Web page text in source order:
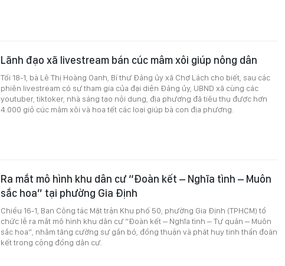
Lãnh đạo xã livestream bán cúc mâm xôi giúp nông dân
Tối 18-1, bà Lê Thị Hoàng Oanh, Bí thư Đảng ủy xã Chợ Lách cho biết, sau các
phiên livestream có sự tham gia của đại diện Đảng ủy, UBND xã cùng các
youtuber, tiktoker, nhà sáng tạo nội dung, địa phương đã tiêu thụ được hơn
4.000 giỏ cúc mâm xôi và hoa tết các loại giúp bà con địa phương.
Ra mắt mô hình khu dân cư “Đoàn kết – Nghĩa tình – Muôn
sắc hoa” tại phường Gia Định
Chiều 16-1, Ban Công tác Mặt trận Khu phố 50, phường Gia Định (TPHCM) tổ
chức lễ ra mắt mô hình khu dân cư “Đoàn kết – Nghĩa tình – Tự quản – Muôn
sắc hoa”, nhằm tăng cường sự gắn bó, đồng thuận và phát huy tinh thần đoàn
kết trong cộng đồng dân cư.